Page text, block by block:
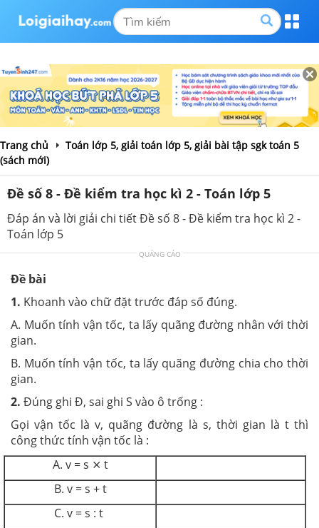
Trang chủ
Toán lớp 5, giải toán lớp 5, giải bài tập sgk toán 5
(sách mới)
Đề số 8 - Đề kiểm tra học kì 2 - Toán lớp 5
Đáp án và lời giải chi tiết Đề số 8 - Đề kiểm tra học kì 2 -
Toán lớp 5
QUẢNG CÁO
Đề bài
1. Khoanh vào chữ đặt trước đáp số đúng.
A. Muốn tính vận tốc, ta lấy quãng đường nhân với thời
gian.
B. Muốn tính vận tốc, ta lấy quãng đường chia cho thời
gian.
2. Đúng ghi Đ, sai ghi S vào ô trống :
Gọi vận tốc là v, quãng đường là s, thời gian là t thì
công thức tính vận tốc là :
A. v = s ⨯ t
B. v = s + t
C. v = s : t